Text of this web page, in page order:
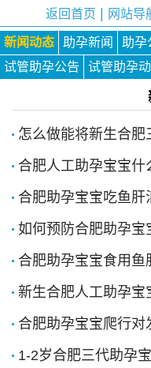
返回首页 网站导
新闻动态 助孕新闻 助孕
试管助孕公告
试管助孕
合肥人工助孕宝宝什
合肥助孕宝宝吃鱼肝
如何预防合肥助孕宝
合肥助孕宝宝食用鱼
合肥助孕宝宝爬行对